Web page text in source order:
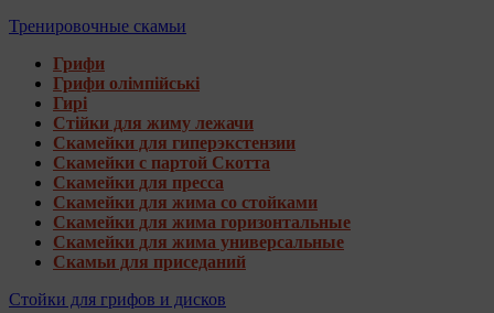
Тренировочные скамьи
Грифи
Грифи олімпійські
Гирі
Стійки для жиму лежачи
Скамейки для гиперэкстензии
Скамейки с партой Скотта
Скамейки для пресса
Скамейки для жима со стойками
Скамейки для жима горизонтальные
Скамейки для жима универсальные
Скамьи для приседаний
Стойки для грифов и дисков